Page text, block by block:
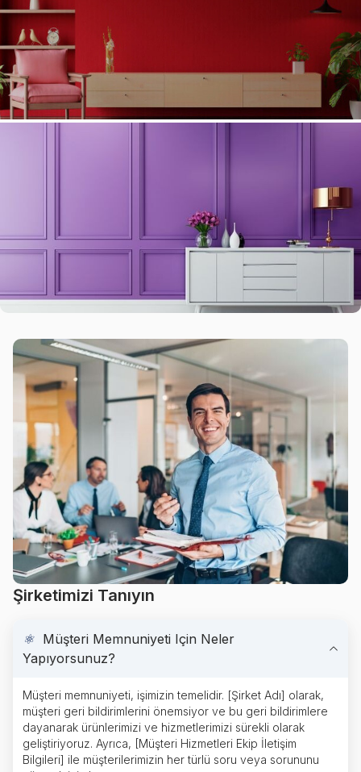
KOLTUK TAKIMLARI
Özel seriler modern çizgilerle buluştu…
Şirketimizi Tanıyın
⚛ Müşteri Memnuniyeti Için Neler
Yapıyorsunuz?
Müşteri memnuniyeti, işimizin temelidir. [Şirket Adı] olarak,
müşteri geri bildirimlerini önemsiyor ve bu geri bildirimlere
dayanarak ürünlerimizi ve hizmetlerimizi sürekli olarak
geliştiriyoruz. Ayrıca, [Müşteri Hizmetleri Ekip İletişim
Bilgileri] ile müşterilerimizin her türlü soru veya sorununu